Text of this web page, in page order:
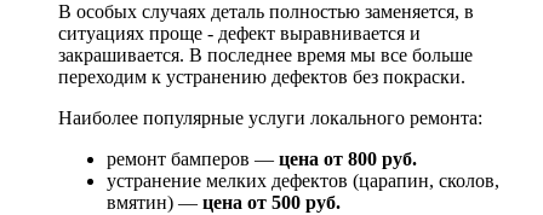
В особых случаях деталь полностью заменяется, в
ситуациях проще - дефект выравнивается и
закрашивается. В последнее время мы все больше
переходим к устранению дефектов без покраски.
Наиболее популярные услуги локального ремонта:
ремонт бамперов — цена от 800 руб.
устранение мелких дефектов (царапин, сколов,
вмятин) — цена от 500 руб.